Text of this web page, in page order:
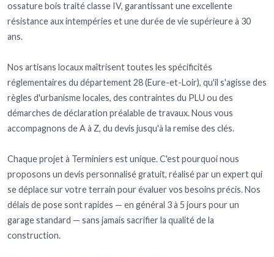
ossature bois traité classe IV, garantissant une excellente
résistance aux intempéries et une durée de vie supérieure à 30
ans.
Nos artisans locaux maîtrisent toutes les spécificités
réglementaires du département 28 (Eure-et-Loir), qu'il s'agisse des
règles d'urbanisme locales, des contraintes du PLU ou des
démarches de déclaration préalable de travaux. Nous vous
accompagnons de A à Z, du devis jusqu'à la remise des clés.
Chaque projet à Terminiers est unique. C'est pourquoi nous
proposons un devis personnalisé gratuit, réalisé par un expert qui
se déplace sur votre terrain pour évaluer vos besoins précis. Nos
délais de pose sont rapides — en général 3 à 5 jours pour un
garage standard — sans jamais sacrifier la qualité de la
construction.